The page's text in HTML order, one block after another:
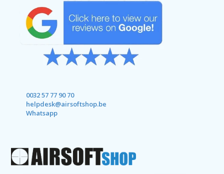
0032 57 77 90 70
helpdesk@airsoftshop.be
Whatsapp